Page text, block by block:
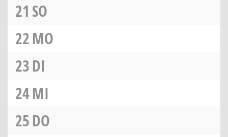
21 SO
22MO
23DI
24MI
25DO